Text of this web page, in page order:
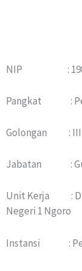
NIP :
Pangkat :
Golongan : III
Jabatan :
Unit Kerja :
Negeri 1 Ngoro
Instansi :